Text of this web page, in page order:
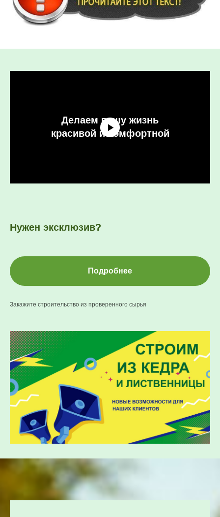
Делаем вашу жизнь
красивой и комфортной
Нужен эксклюзив?
Подробнее
Закажите строительство из проверенного сырья